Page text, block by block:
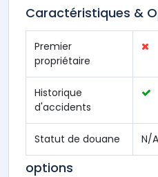
Caractéristiques &
Premier
propriétaire
Historique
d'accidents
Statut de douane N/A
options